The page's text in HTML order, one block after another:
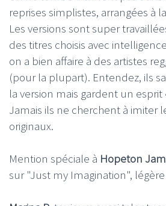
reprises simplistes, arrangées à
Les versions sont super
des titres choisis avec
on a bien affaire à des artistes
(pour la plupart). Entendez, ils
la version mais gardent un esprit
Jamais ils ne cherchent à imiter
originaux.
Mention spéciale à Hopeton
sur "Just my Imagination",